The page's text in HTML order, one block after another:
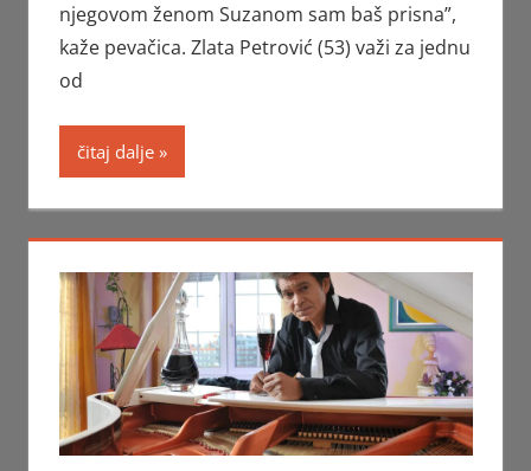
njegovom ženom Suzanom sam baš prisna”,
kaže pevačica. Zlata Petrović (53) važi za jednu
od
čitaj dalje